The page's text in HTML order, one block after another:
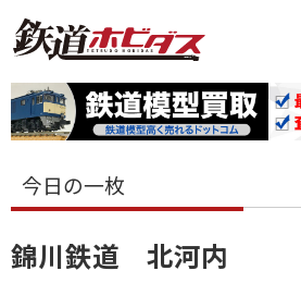
今日の一枚
錦川鉄道 北河内